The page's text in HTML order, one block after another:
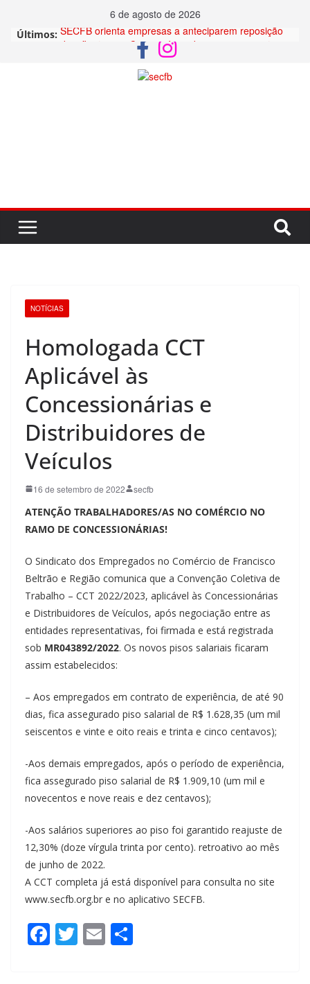
6 de agosto de 2026
Últimos: SECFB orienta empresas a anteciparem reposição
da inflação aos Comerciários durante negociações
da Convenção Coletiva
SECFB e UNIFAEL: parceria oferece condições
NOTÍCIAS
Homologada CCT
Aplicável às
Concessionárias e
Distribuidores de
Veículos
16 de setembro de 2022 secfb
ATENÇÃO TRABALHADORES/AS NO COMÉRCIO NO
RAMO DE CONCESSIONÁRIAS!
O Sindicato dos Empregados no Comércio de Francisco
Beltrão e Região comunica que a Convenção Coletiva de
Trabalho – CCT 2022/2023, aplicável às Concessionárias
e Distribuidores de Veículos, após negociação entre as
entidades representativas, foi firmada e está registrada
sob MR043892/2022. Os novos pisos salariais ficaram
assim estabelecidos:
– Aos empregados em contrato de experiência, de até 90
dias, fica assegurado piso salarial de R$ 1.628,35 (um mil
seiscentos e vinte e oito reais e trinta e cinco centavos);
-Aos demais empregados, após o período de experiência,
fica assegurado piso salarial de R$ 1.909,10 (um mil e
novecentos e nove reais e dez centavos);
-Aos salários superiores ao piso foi garantido reajuste de
12,30% (doze vírgula trinta por cento). retroativo ao mês
de junho de 2022.
A CCT completa já está disponível para consulta no site
www.secfb.org.br e no aplicativo SECFB.
F
a
T
wi
E
m